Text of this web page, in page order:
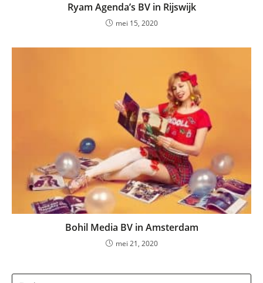
Ryam Agenda’s BV in Rijswijk
mei 15, 2020
Bohil Media BV in Amsterdam
mei 21, 2020